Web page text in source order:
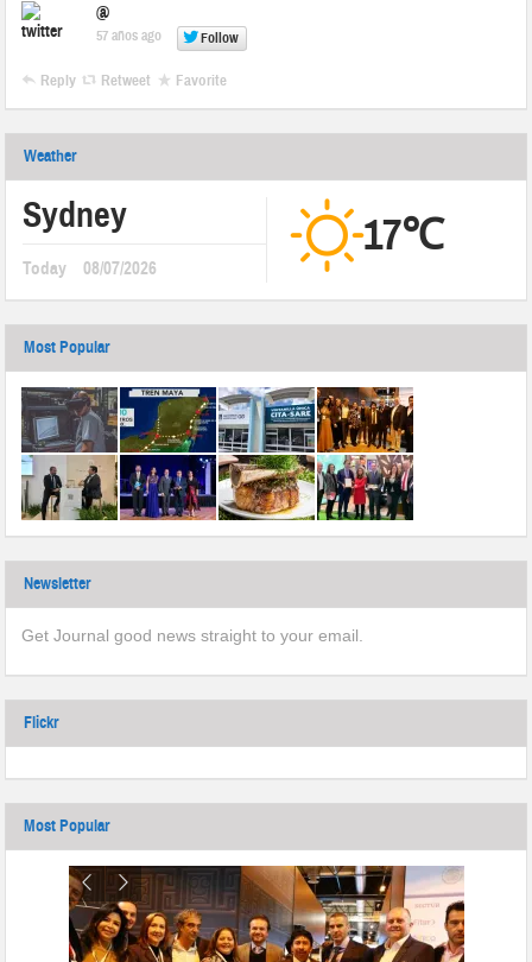
@
57 años ago Follow
Reply Retweet Favorite
Weather
Sydney
Today 08/07/2026
17℃
Most Popular
Newsletter
Get Journal good news straight to your email.
Flickr
Most Popular